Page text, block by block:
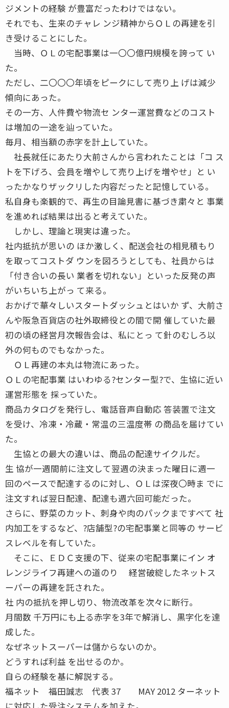
ジメントの経験 が豊富だったわけではない。
それでも、生来のチャレ ンジ精神からＯＬの再建を引
き受けることにした。
当時、ＯＬの宅配事業は一〇〇億円規模を誇って い
た。
ただし、二〇〇〇年頃をピークにして売り上 げは減少
傾向にあった。
その一方、人件費や物流セ ンター運営費などのコスト
は増加の一途を辿っていた。
毎月、相当額の赤字を計上していた。
社長就任にあたり大前さんから言われたことは「コ ス
トを下げろ、会員を増やして売り上げを増やせ」と い
ったかなりザックリした内容だったと記憶している。
私自身も楽観的で、再生の目論見書に基づき粛々と 事業
を進めれば結果は出ると考えていた。
しかし、理論と現実は違った。
社内抵抗が思いの ほか激しく、配送会社の相見積もり
を取ってコストダ ウンを図ろうとしても、社員からは
「付き合いの長い 業者を切れない」といった反発の声
がいちいち上がっ て来る。
おかげで華々しいスタートダッシュとはいか ず、大前さ
んや阪急百貨店の社外取締役との間で開 催していた最
初の頃の経営月次報告会は、私にとっ て針のむしろ以
外の何ものでもなかった。
ＯＬ再建の本丸は物流にあった。
ＯＬの宅配事業 はいわゆる?センター型?で、生協に近い
運営形態を 採っていた。
商品カタログを発行し、電話音声自動応 答装置で注文
を受け、冷凍・冷蔵・常温の三温度帯 の商品を届けてい
た。
生協との最大の違いは、商品の配達サイクルだ。
生 協が一週間前に注文して翌週の決まった曜日に週一
回のペースで配達するのに対し、ＯＬは深夜〇時ま でに
注文すれば翌日配達、配達も週六回可能だった。
さらに、野菜のカット、刺身や肉のパックまですべて 社
内加工をするなど、?店舗型?の宅配事業と同等の サービ
スレベルを有していた。
そこに、ＥＤＣ支援の下、従来の宅配事業にイン オ
レンジライフ再建への道のり 経営破綻したネットス
ーパーの再建を託された。
社 内の抵抗を押し切り、物流改革を次々に断行。
月間数 千万円にも上る赤字を3年で解消し、黒字化を達
成した。
なぜネットスーパーは儲からないのか。
どうすれば利益 を出せるのか。
自らの経験を基に解説する。
福ネット 福田誠志 代表 37 MAY 2012 ターネット